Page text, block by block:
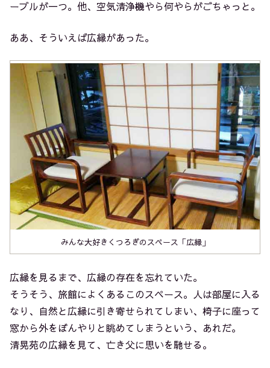
ーブルが一つ。他、空気清浄機やら何やらがごちゃっと。
ああ、そういえば広縁があった。
みんな大好きくつろぎのスペース「広縁」
広縁を見るまで、広縁の存在を忘れていた。
そうそう、旅館によくあるこのスペース。人は部屋に入る
なり、自然と広縁に引き寄せられてしまい、椅子に座って
窓から外をぼんやりと眺めてしまうという、あれだ。
清晃苑の広縁を見て、亡き父に思いを馳せる。